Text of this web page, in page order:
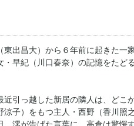
出昌大）から６年前に起きた一
早紀（川口春奈）の記憶をたど
引っ越した新居の隣人は、どこ
子）をもつ主人・西野（香川照